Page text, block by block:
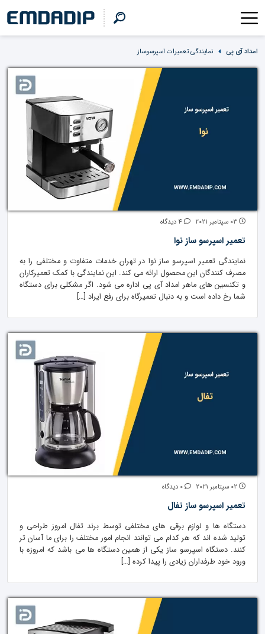
امداد آی پی نمایندگی تعمیرات اسپرسوساز
تعمیر اسپرسو ساز نوا
نمایندگی تعمیر اسپرسو ساز نوا در تهران خدمات متفاوت و مختلفی را به
مصرف کنندگان این محصول ارائه می کند. این نمایندگی با کمک تعمیرکاران
و تکنسین های ماهر امداد آی پی اداره می شود. اگر مشکلی برای دستگاه
شما رخ داده است و به دنبال تعمیرگاه برای رفع ایراد […]
تعمیر اسپرسو ساز تفال
دستگاه ها و لوازم برقی های مختلفی توسط برند تفال امروز طراحی و
تولید شده اند که هر کدام می توانند انجام امور مختلف را برای ما آسان تر
کنند. دستگاه اسپرسو ساز یکی از همین دستگاه ها می باشد که امروزه با
ورود خود طرفداران زیادی را پیدا کرده […]